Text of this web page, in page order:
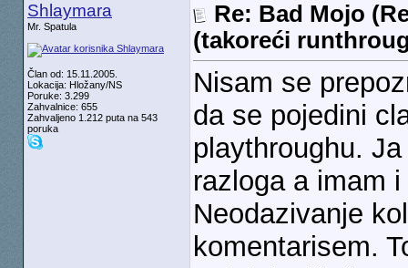
Shlaymara
Mr. Spatula
Član od: 15.11.2005.
Lokacija: Hložany/NS
Poruke: 3.299
Zahvalnice: 655
Zahvaljeno 1.212 puta na 543
poruka
Re: Bad Mojo
(takoreći
Nisam se
da se pojedini
playthroughu.
razloga a imam
Neodazivanje
komentarisem.